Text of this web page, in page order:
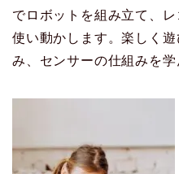
でロボットを組み立て、
使い動かします。楽しく
み、センサーの仕組みを学